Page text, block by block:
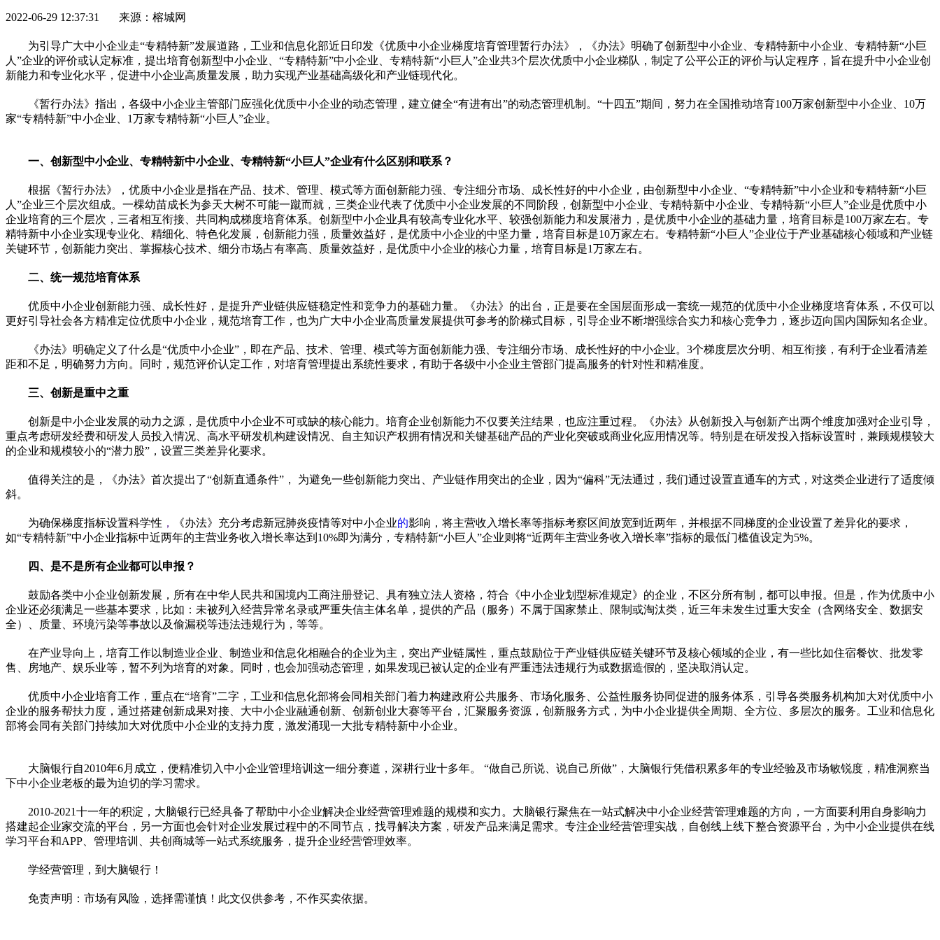
2022-06-29 12:37:31 来源：榕城网
为引导广大中小企业走“专精特新”发展道路，工业和信息化部近 日印发《优质中小企业梯度培育管理暂行办法》，《办法》明确了创新型中小企业、专精特新中小企业、专精特新“小巨
人”企业的评价或认定标准，提出培育创新型中小企业、“专精特新”中小企业、专精特新“小巨人”企业共3个层次优质中小企业梯队，制定了公平公正的评价与认定程序，旨在提升中小企业创
新能力和专业化水平 ，促进中小企业高质量发展，助力实现产业基础高级化和产业链现代化。
《暂行办法》指出，各级中小企业主管部门应强化优质中小企业的动态管理，建立健全“有进有出”的动态管理机制。“十四五”期间，努力在全国推动培育100万家创新型中小企业、10万
家“专精特新”中小企业、1万家专精特新“小巨人”企业。
一、创新型中小企业、专精特新中小企业、专精特新“小巨人”企业有什么区别和联系？
根据《暂行办法》，优质中小企业是指在产品、技术、管理、模式等方面创新能力强、专注细分市场、成长性好的中小企业，由创新型中小企业、“专精特新”中小企业和专精特新“小巨
人”企业三个层次组成。一棵幼苗成长为参天大树不可能一蹴而就，三类企业代表了优质中小企业发展的不同阶段，创新型中小企业、专精特新中小企业、专精特新“小巨人”企业是优质中小
企业培育的三个层次，三者相互衔接、共同构成梯度培育体系。创新型中小企业具有较高专业化水平 、较强创新能力和发展潜力，是优质中小企业的基础力量，培育目标是100万家左右。专
精特新中小企业实现专业化、精细化、特色化发展，创新能力强，质量效益好，是优质中小企业的中坚力量，培育目标是10万家左右。专精特新“小巨人”企业位于产业基础核心领域和产业链
关键环节，创新能力突出、掌握核心技术、细分市场占有率高、质量效益好，是优质中小企业的核心力量，培育目标是1万家左右。
二、统一规范培育体系
优质中小企业创新能力强、成长性好，是提升产业链供应链稳定性和竞争力的基础力量。《办法》的出台，正是要在全国层面形成一套统一规范的优质中小企业梯度培育体系，不仅可以
更好引导社会各方精准定位优质中小企业，规范培育工作，也为广大中小企业高质量发展提供可参考的阶梯式目标，引导企业不断增强综合实力和核心竞争力，逐步迈向国内国际知名企业。
《办法》明确定义了什么是“优质中小企业”，即在产品、技术、管理、模式等方面创新能力强、专注细分市场、成长性好的中小企业。3个梯度层次分明、相互衔接，有利于企业看清差
距和不足，明确努力方向。同时，规范评价认定工作，对培育管理提出系统性要求，有助于各级中小企业主管部门提高服务的针对性和精准度。
三、创新是重中之重
创新是中小企业发展的动力之源，是优质中小企业不可或缺的核心能力。培育企业创新能力不仅要关注结果，也应注重过程。《办法》从创新投入与创新产出两个维度加强对企业引导，
重点考虑研发经费和研发人员投入情况、高水平研发机构建设情况、自主知识产权拥有情况和关键基础产品的产业化突破或商业化应用情况等。特别是在研发投入指标设置时，兼顾规模较大
的企业和规模较小的“潜力股”，设置三类差异化要求。
值得关注的是，《办法》首次提出了“创新直通条件”， 为避免一些创新能力突出、产业链作用突出的企业，因为“偏科”无法通过，我们通过设置直通车的方式，对这类企业进行了适度倾
斜。
为确保梯度指标设置科学性 ， 《办法》充分考虑新冠肺炎疫情等对中小企业的影响，将主营收入增长率等指标考察区间放宽到 近两年，并根据不同梯度的企业设置了差异化的要求，
如“专精特新”中小企业指标中近两年的主营业务收入增长率达到10%即为满分，专精特新“小巨人”企业则将“近两年主营业务收入增长率”指标的最低门槛值设定为5%。
四、是不是所有企业都可以申报？
鼓励各类中小企业创新发展，所有在中华人民共和国境内工商注册登记、具有独立法人资格，符合《中小企业划型标准规定》的企业，不区分所有制，都可以申报。但是，作为优质中小
企业还必须满足一些基本要求，比如：未被列入经营异常名录或严重失信主体名单，提供的产品（服务）不属于国家禁止、限制或淘汰类， 近三年未发生过重大安全（含网络安全、数据安
全）、质量、环境污染等事故以及偷漏税等违法违规行为，等等。
在产业导向上，培育工作以制造业企业、制造业和信息化相融合的企业为主，突出产业链属性 ，重点鼓励位于产业链供应链关键环节及核心领域的企业，有一些比如住宿餐饮、批发零
售、房地产、娱乐业等，暂不列为培育的对象。同时，也会加强动态管理，如果发现已被认定的企业有严重违法违规行为或数据造假的，坚决取消认定。
优质中小企业培育工作，重点在“培育”二字，工业和信息化部将会同相关部门着力构建政府公共服务、市场化服务、公益性服务协同促进的服务体系，引导各类服务机构加大对优质中小
企业的服务帮扶力度，通过搭建创新成果对接、大中小企业融通创新、创新创业大赛等平台，汇聚服务资源，创新服务方式，为中小企业提供全周期、全方位、多层次的服务。工业和信息化
部将会同有关部门持续加大对优质中小企业的支持力度，激发涌现一大批专精特新中小企业。
大脑银行自2010年6月成立，便精准切入中小企业管理培训这一细分赛道，深耕行业十多年。 “做自己所说、说自己所做”，大脑银行凭借积累多年的专业经验及市场敏锐度，精准洞察当
下中小企业老板的最为迫切的学习需求。
2010-2021十一年的积淀，大脑银行已经具备了帮助中小企业解决企业经营管理难题的规模和实力。大脑银行聚焦在一站式解决中小企业经营管理难题的方向，一方面要利用自身影响力
搭建起企业家交流的平台，另一方面也会针对企业发展过程中的不同节点，找寻解决方案，研发产品来满足需求。专注企业经营管理实战，自创线上线下整合资源平台，为中小企业提供在线
学习平台和APP、管理培训、共创商城等一站式系统服务，提升企业经营管理效率。
学经营管理，到大脑银行！
免责声明：市场有风险，选择需谨慎！此文仅供参考，不作买卖依据。